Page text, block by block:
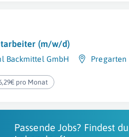
(m/w/d)
Backmittel GmbH Pregarten
pro Monat
Passende Jobs? Findest